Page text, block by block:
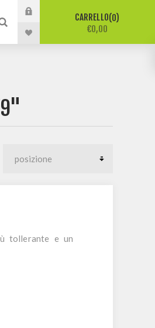
CARRELLO 0
€0,00
tollerante e un